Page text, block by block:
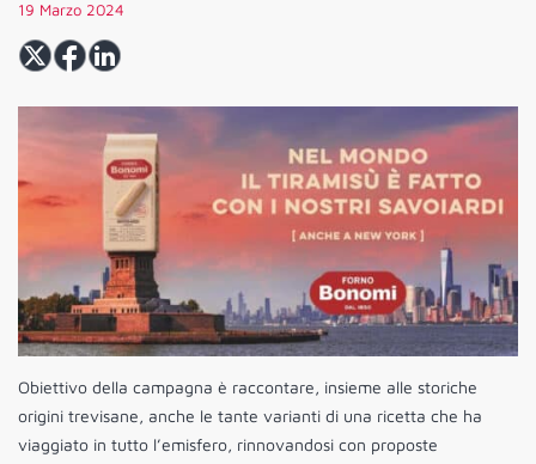
19 Marzo 2024
Obiettivo della campagna è raccontare, insieme alle storiche
origini trevisane, anche le tante varianti di una ricetta che ha
viaggiato in tutto l’emisfero, rinnovandosi con proposte